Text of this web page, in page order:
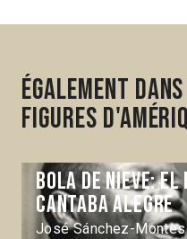
Également
Figures
Bola de Nieve:
cantaba alegre
José Sánchez-Montes